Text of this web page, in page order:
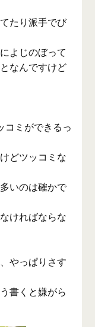
たり派手でび
よじのぼって
なんですけど
コミができるっ
どツッコミな
いのは確かで
ければならな
やっぱりさす
書くと嫌がら